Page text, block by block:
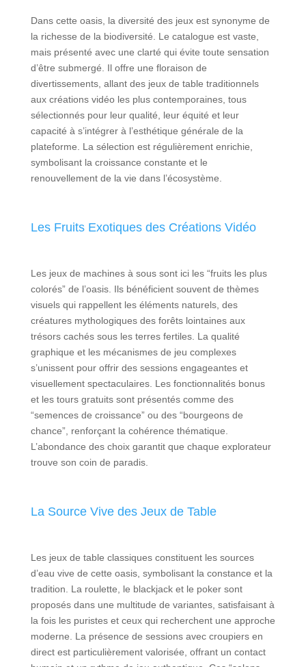
Dans cette oasis, la diversité des jeux est synonyme de
la richesse de la biodiversité. Le catalogue est vaste,
mais présenté avec une clarté qui évite toute sensation
d’être submergé. Il offre une floraison de
divertissements, allant des jeux de table traditionnels
aux créations vidéo les plus contemporaines, tous
sélectionnés pour leur qualité, leur équité et leur
capacité à s’intégrer à l’esthétique générale de la
plateforme. La sélection est régulièrement enrichie,
symbolisant la croissance constante et le
renouvellement de la vie dans l’écosystème.
Les Fruits Exotiques des Créations Vidéo
Les jeux de machines à sous sont ici les “fruits les plus
colorés” de l’oasis. Ils bénéficient souvent de thèmes
visuels qui rappellent les éléments naturels, des
créatures mythologiques des forêts lointaines aux
trésors cachés sous les terres fertiles. La qualité
graphique et les mécanismes de jeu complexes
s’unissent pour offrir des sessions engageantes et
visuellement spectaculaires. Les fonctionnalités bonus
et les tours gratuits sont présentés comme des
“semences de croissance” ou des “bourgeons de
chance”, renforçant la cohérence thématique.
L’abondance des choix garantit que chaque explorateur
trouve son coin de paradis.
La Source Vive des Jeux de Table
Les jeux de table classiques constituent les sources
d’eau vive de cette oasis, symbolisant la constance et la
tradition. La roulette, le blackjack et le poker sont
proposés dans une multitude de variantes, satisfaisant à
la fois les puristes et ceux qui recherchent une approche
moderne. La présence de sessions avec croupiers en
direct est particulièrement valorisée, offrant un contact